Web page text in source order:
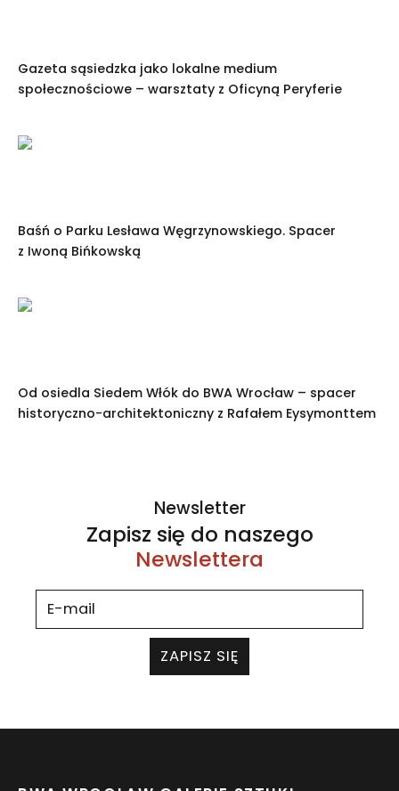
Gazeta sąsiedzka jako lokalne medium
społecznościowe – warsztaty z Oficyną Peryferie
Baśń o Parku Lesława Węgrzynowskiego. Spacer
z Iwoną Bińkowską
Od osiedla Siedem Włók do BWA Wrocław – spacer
historyczno-architektoniczny z Rafałem Eysymonttem
Newsletter
Zapisz się do naszego
Newslettera
ZAPISZ SIĘ